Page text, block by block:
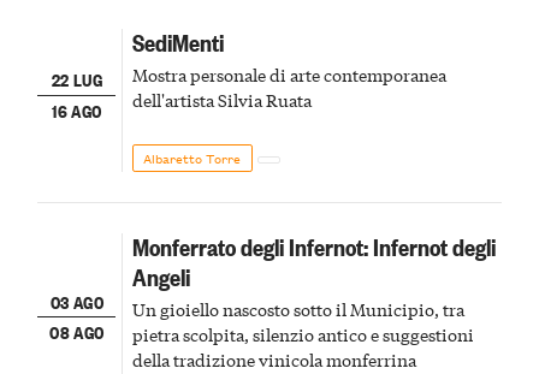
22 LUG
16 AGO
SediMenti
Mostra personale di arte contemporanea
dell'artista Silvia Ruata
Albaretto Torre
03 AGO
08 AGO
Monferrato degli Infernot: Infernot degli
Angeli
Un gioiello nascosto sotto il Municipio, tra
pietra scolpita, silenzio antico e suggestioni
della tradizione vinicola monferrina